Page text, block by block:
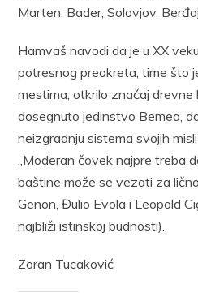
Marten, Bader, Solovjov,
Hamvaš navodi da je u XX
potresnog preokreta, time što
mestima, otkrilo značaj drevne
dosegnuto jedinstvo Bemea,
neizgradnju sistema svojih
„Moderan čovek najpre treba
baštine može se vezati za
Genon, Đulio Evola i Leopold
najbliži istinskoj budnosti).
Zoran Tucaković